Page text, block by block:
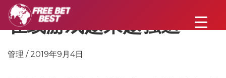
在线游戏越来越强迫
管理 / 2019年9月4日